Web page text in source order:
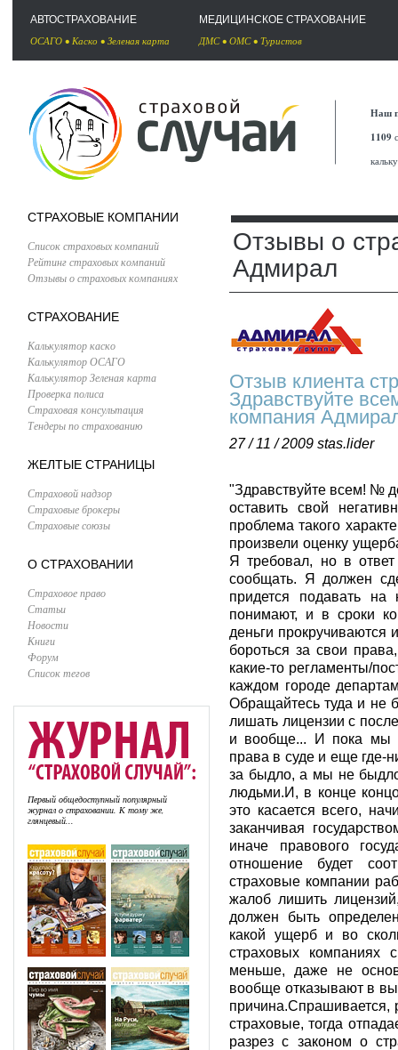
АВТОСТРАХОВАНИЕ
ОСАГО • Каско • Зеленая карта
МЕДИЦИНСКОЕ СТРАХОВАНИЕ
ДМС• ОМС• Туристов
Наш
1109
СТРАХОВЫЕ КОМПАНИИ
Список страховых компаний
Рейтинг страховых компаний
Отзывы о страховых компаниях
СТРАХОВАНИЕ
Калькулятор каско
Калькулятор ОСАГО
Калькулятор Зеленая карта
Проверка полиса
Страховая консультация
Тендеры по страхованию
ЖЕЛТЫЕ СТРАНИЦЫ
Страховой надзор
Страховые брокеры
Страховые союзы
О СТРАХОВАНИИ
Страховое право
Статьи
Новости
Книги
Форум
Список тегов
Первый общедоступный популярный
журнал о страховании. К тому же,
глянцевый...
Отзывы о
Адмирал
Отзыв клиента
Здравствуйте
компания
27 / 11 / 2009 stas.lider
"Здравствуйте всем! №
оставить свой
проблема такого
произвели оценку
Я требовал, но в
сообщать. Я должен
придется подавать
понимают, и в сроки
деньги
бороться за свои
какие-то регламенты/
каждом городе
Обращайтесь туда и не
лишать лицензии с
и вообще... И пока мы
права в суде и еще где-
за быдло, а мы не
людьми.И, в конце
это касается всего,
заканчивая
иначе правового
отношение будет
страховые компании
жалоб лишить
должен быть
какой ущерб и во
страховых компаниях
меньше, даже не
вообще отказывают в
причина.Спрашивается,
страховые, тогда
разрез с законом о